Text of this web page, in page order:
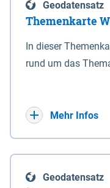
enthalten. Sperrwerke Sperrwerke sind Bauwerke
mit
Schutz eines
vor Sturmfluten, zu
Eigenschaft eines
die Deichbehörde
Geodatensatz
Themenkarte
In dieser
rund um das
sowie Status der
laufendenMehr Infos
Geodatensatz